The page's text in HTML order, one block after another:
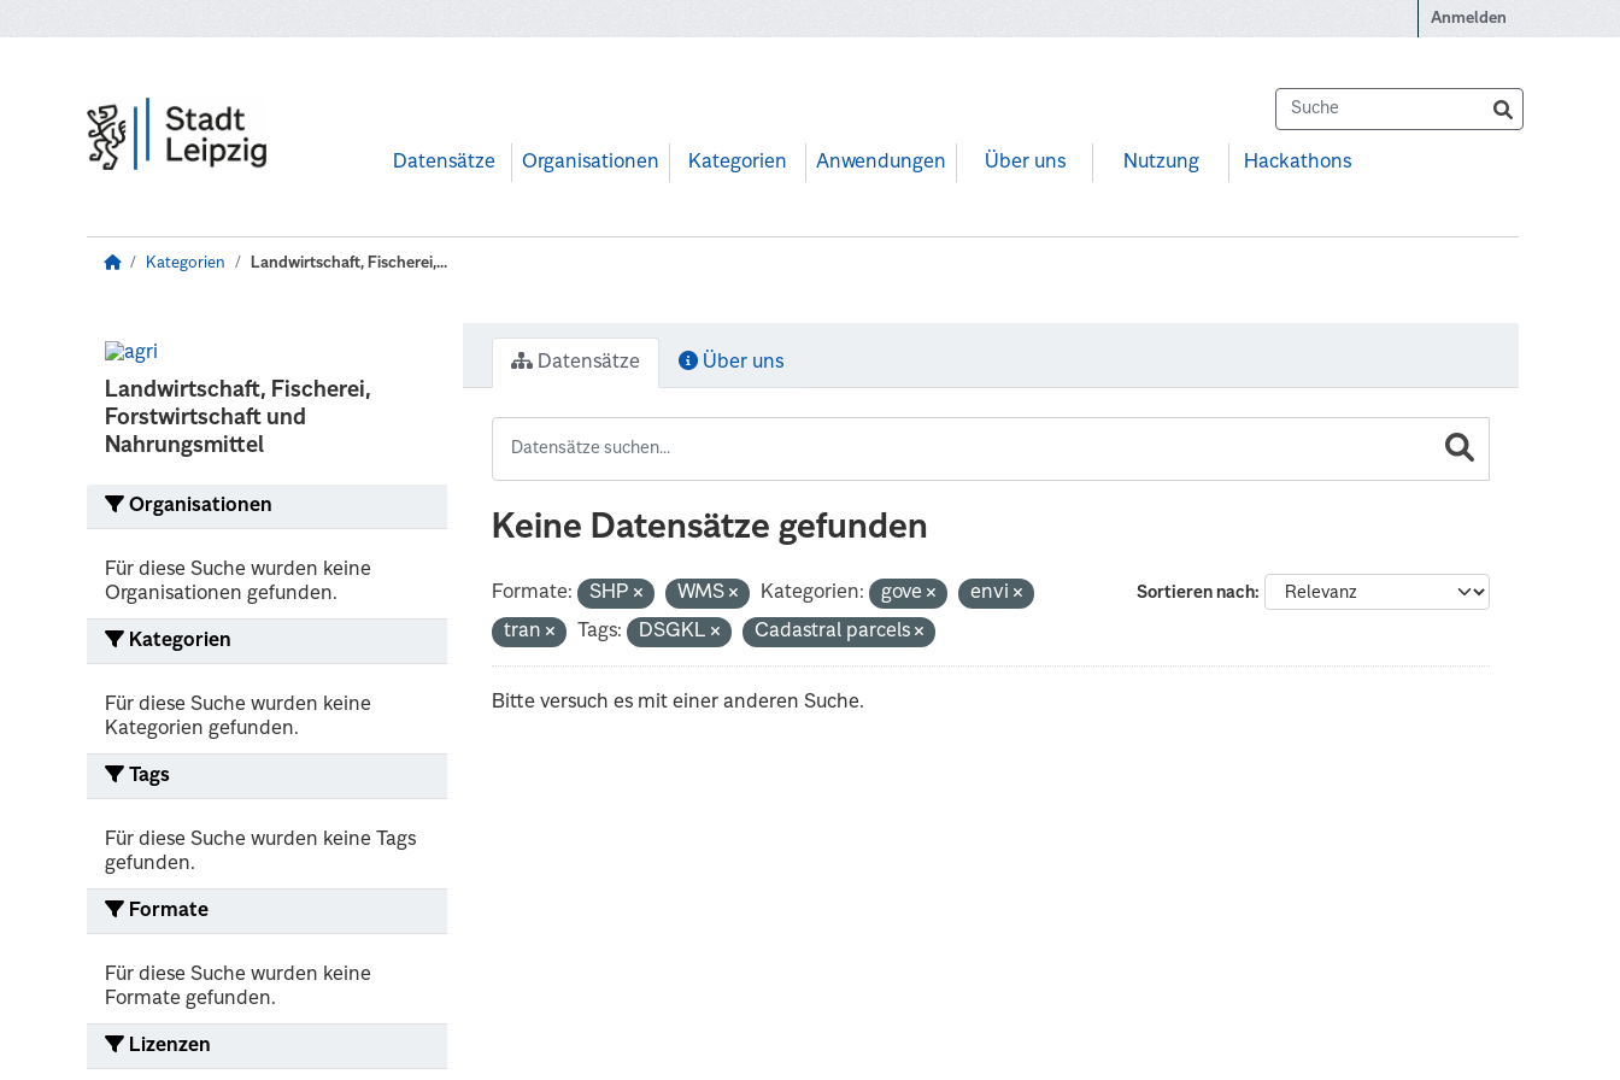
Anmelden
Datensätze Organisationen Kategorien Anwendungen Über uns Nutzung Hackathons
Kategorien Landwirtschaft, Fischerei,...
Landwirtschaft, Fischerei,
Forstwirtschaft und
Nahrungsmittel
Organisationen
Für diese Suche wurden keine
Organisationen gefunden.
Kategorien
Für diese Suche wurden keine
Kategorien gefunden.
Tags
Für diese Suche wurden keine Tags
gefunden.
Formate
Für diese Suche wurden keine
Formate gefunden.
Lizenzen
Datensätze Über uns
Keine Datensätze gefunden
Sortieren nach
Formate: SHP WMS Kategorien: gove
envi
tran
Tags: DSGKL Cadastral parcels
Bitte versuch es mit einer anderen Suche.